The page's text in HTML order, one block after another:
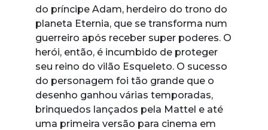
do príncipe Adam, herdeiro do trono do
planeta Eternia, que se transforma num
guerreiro após receber super poderes. O
herói, então, é incumbido de proteger
seu reino do vilão Esqueleto. O sucesso
do personagem foi tão grande que o
desenho ganhou várias temporadas,
brinquedos lançados pela Mattel e até
uma primeira versão para cinema em